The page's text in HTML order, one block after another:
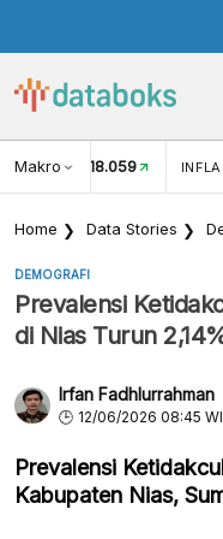
Makro
USD/IDR 18.059
Home Data Stories
DEMOGRAFI
Prevalensi
di Nias Turun
Irfan Fadhlurrahman
12/06/2026 08:45
Prevalensi
Kabupaten Nias,